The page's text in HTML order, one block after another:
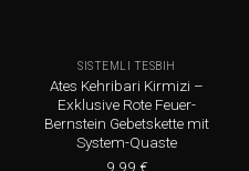
SISTEMLI TESBIH
Ates Kehribari Kirmizi –
Exklusive Rote Feuer-
Bernstein Gebetskette mit
System-Quaste
9,99 €